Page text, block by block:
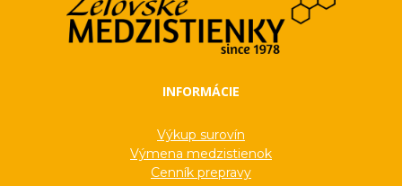
INFORMÁCIE
Výkup surovín
Výmena medzistienok
Cenník prepravy